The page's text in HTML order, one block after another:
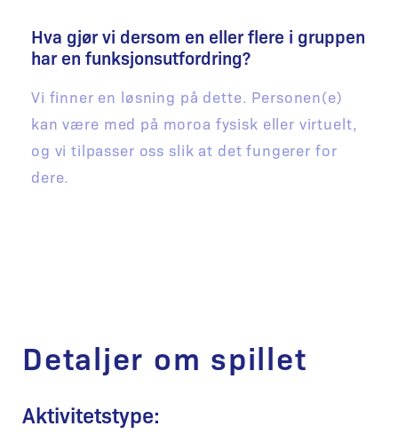
Hva gjør vi dersom en eller flere i gruppen
har en funksjonsutfordring?
Vi finner en løsning på dette. Personen(e)
kan være med på moroa fysisk eller virtuelt,
og vi tilpasser oss slik at det fungerer for
dere.
Detaljer om spillet
Aktivitetstype: